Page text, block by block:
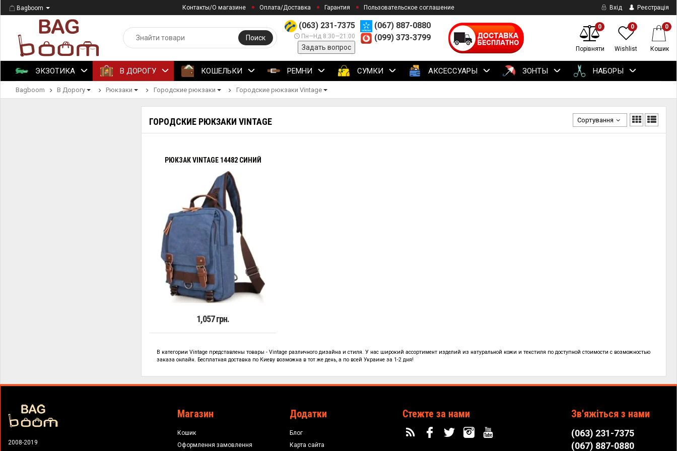
Bagboom Контакты/О магазине Оплата/Доставка Гарантия Пользовательское соглашение Вхід Реєстрація
(063) 231-7375
Пн—Нд 8:30—21:00
Задать вопрос
(067) 887-0880
(099) 373-3799
Поиск
0
Порівняти
0
Wishlist
0
Кошик
ЭКЗОТИКА В ДОРОГУ КОШЕЛЬКИ РЕМНИ СУМКИ АКСЕССУАРЫ ЗОНТЫ НАБОРЫ
Bagboom В Дорогу Рюкзаки Городские рюкзаки Городские рюкзаки Vintage
ГОРОДСКИЕ РЮКЗАКИ VINTAGE Сортування
РЮКЗАК VINTAGE 14482 СИНИЙ
1,057 грн.
В категорииVintage представлены товары - Vintage различного дизайна и стиля. У нас широкий ассортимент изделий из натуральной кожи и текстиля подоступной стоимости с возможностью
заказа онлайн. Бесплатная доставка по Киеву возможна в тот же день, а по всей Украине за 1-2 дня!
2008-2019
Магазин
Кошик
Оформлення замовлення
Додатки
Блог
Карта сайта
Стежте за нами Зв'яжіться з нами
(063) 231-7375
(067) 887-0880